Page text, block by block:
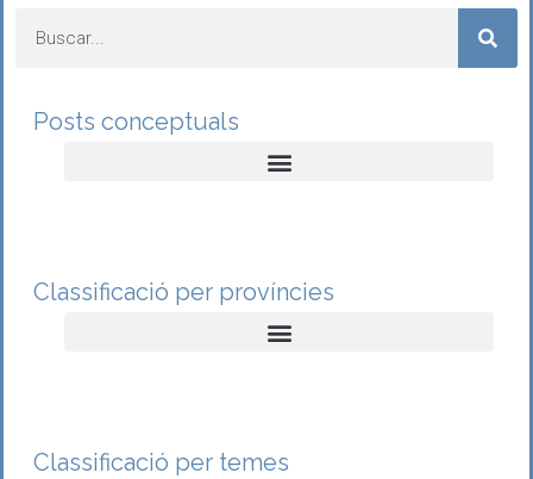
Posts conceptuals
Classificació per províncies
Classificació per temes